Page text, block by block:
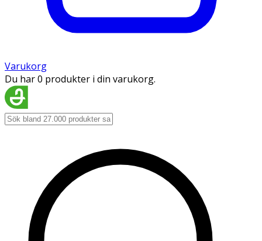
Varukorg
Du har 0 produkter i din varukorg.